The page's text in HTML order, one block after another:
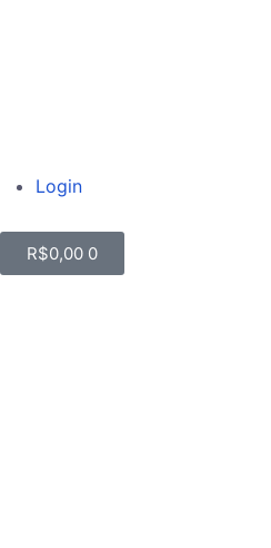
Login
R$0,00 0